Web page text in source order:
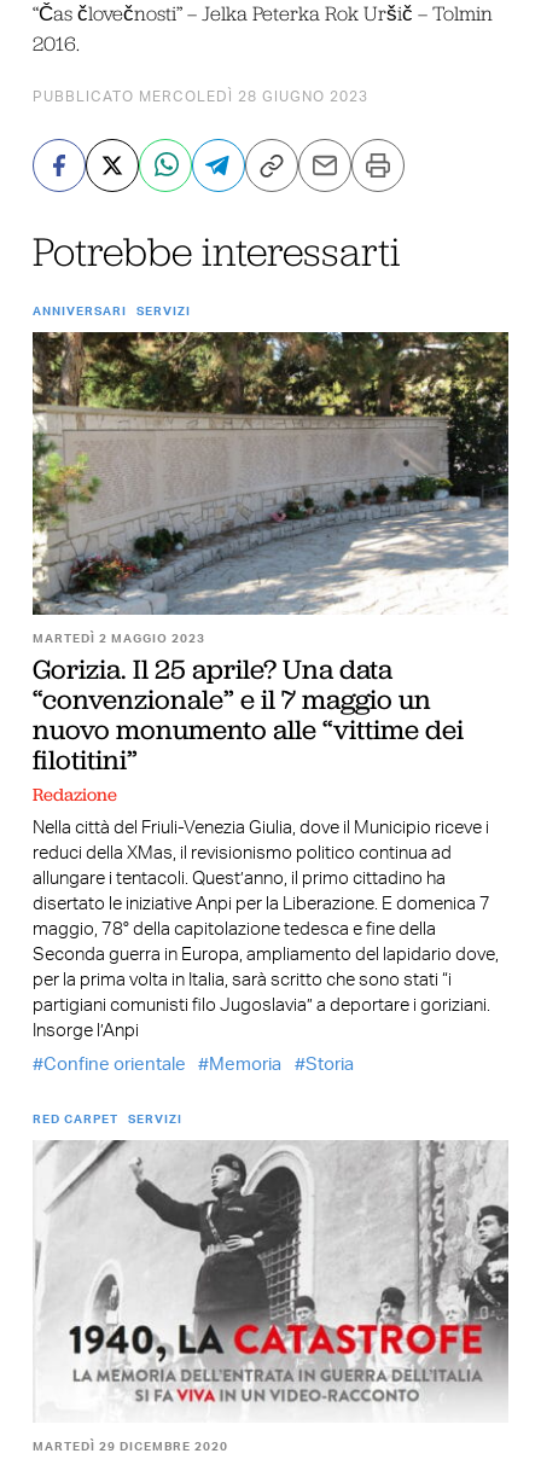
“Čas človečnosti” – Jelka Peterka Rok Uršič – Tolmin
2016.
PUBBLICATO MERCOLEDÌ 28 GIUGNO 2023
Potrebbe interessarti
ANNIVERSARI SERVIZI
MARTEDÌ 2 MAGGIO 2023
Gorizia. Il 25 aprile? Una data
“convenzionale” e il 7 maggio un
nuovo monumento alle “vittime dei
filotitini”
Redazione
Nella città del Friuli-Venezia Giulia, dove il Municipio riceve i
reduci della XMas, il revisionismo politico continua ad
allungare i tentacoli. Quest’anno, il primo cittadino ha
disertato le iniziative Anpi per la Liberazione. E domenica 7
maggio, 78° della capitolazione tedesca e fine della
Seconda guerra in Europa, ampliamento del lapidario dove,
per la prima volta in Italia, sarà scritto che sono stati “i
partigiani comunisti filo Jugoslavia” a deportare i goriziani.
Insorge l’Anpi
Confine orientale
Memoria Storia
RED CARPET SERVIZI
MARTEDÌ 29 DICEMBRE 2020